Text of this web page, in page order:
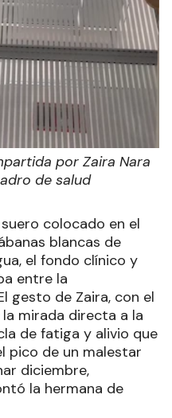
por Zaira Nara
de salud
colocado en el
blancas de
el fondo clínico y
entre la
gesto de Zaira, con el
mirada directa a la
de fatiga y alivio que
pico de un malestar
diciembre,
la hermana de